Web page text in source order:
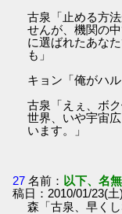
古泉「止める方
せんが、機関の
に選ばれたあな
も」
キョン「俺がハ
古泉「えぇ、ボ
世界、いや宇宙
います。」
27 名前： 以下、名
稿日：2010/01/23(
森「古泉、早くし